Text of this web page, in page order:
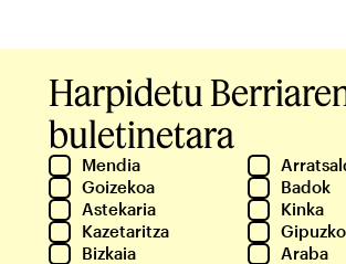
Harpidetu
buletinetara
Mendia
Goizekoa
Badok
Astekaria
Kinka
Kazetaritza
Bizkaia
Araba